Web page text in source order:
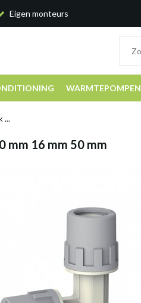
Eigen monteurs
WARMTEPOMPEN
...
mm 16 mm 50 mm